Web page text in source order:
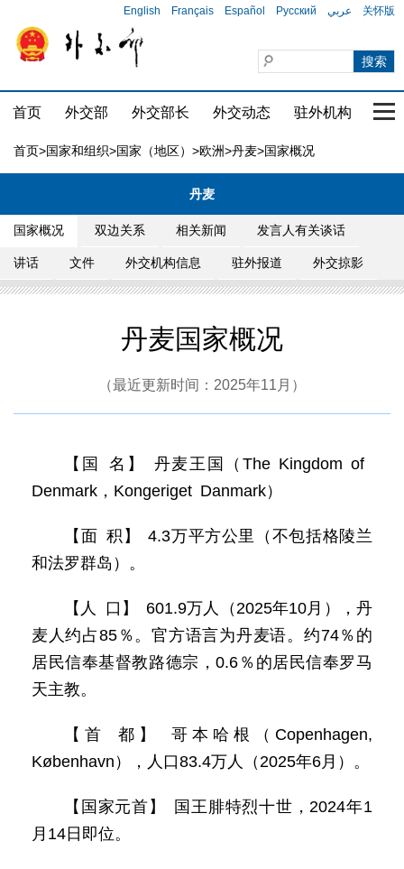
English Français Español Русский عربي 关怀版
首页 外交部 外交部长 外交动态 驻外机构 国
首页>国家和组织>国家（地区） >欧洲>丹麦>国家概况
丹麦
国家概况 双边关系 相关新闻 发言人有关谈话
讲话 文件 外交机构信息 驻外报道 外交掠影
丹麦国家概况
（最近更新时间：2025年11月）
【国 名】 丹麦王国（The Kingdom of
Denmark，Kongeriget Danmark）
【面 积】 4.3万平方公里（不包括格陵兰
和法罗群岛）。
【人 口】 601.9万人（2025年10月），丹
麦人约占85％。官方语言为丹麦语。约74％的
居民信奉基督教路德宗，0.6％的居民信奉罗马
天主教。
【首 都】 哥本哈根（Copenhagen,
København），人口83.4万人（2025年6月）。
【国家元首】 国王腓特烈十世，2024年1
月14日即位。